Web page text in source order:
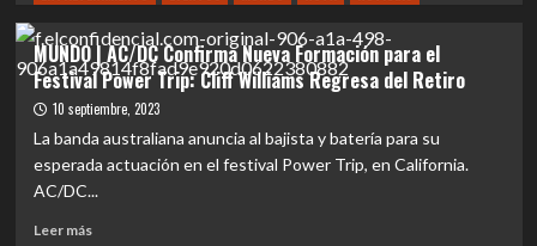
REVIEW
CONCIERTO
|
AC/DC
30
años
MUNDO | AC/DC Confirma Nueva Formación para el
Festival Power Trip: Cliff Williams Regresa del Retiro
10 septiembre, 2023
La banda australiana anuncia al bajista y batería para su
esperada actuación en el festival Power Trip, en California.
AC/DC...
Leer másLeer